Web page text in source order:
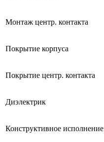
Монтаж центр. контакта
Покрытие корпуса
Покрытие центр. контакта
Диэлектрик
Конструктивное исполнение